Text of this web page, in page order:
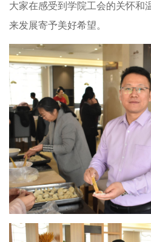
大家在感受到学院工会的关怀和
来发展寄予美好希望。